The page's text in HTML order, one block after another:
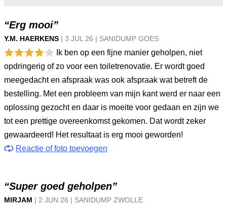
“Erg mooi”
Y.M. HAERKENS | 3 JUL 26 | SANIDUMP GOES
Ik ben op een fijne manier geholpen, niet
opdringerig of zo voor een toiletrenovatie. Er wordt goed
meegedacht en afspraak was ook afspraak wat betreft de
bestelling. Met een probleem van mijn kant werd er naar een
oplossing gezocht en daar is moeite voor gedaan en zijn we
tot een prettige overeenkomst gekomen. Dat wordt zeker
gewaardeerd! Het resultaat is erg mooi geworden!
Reactie of foto toevoegen
“Super goed geholpen”
MIRJAM | 2 JUN 26 | SANIDUMP ZWOLLE